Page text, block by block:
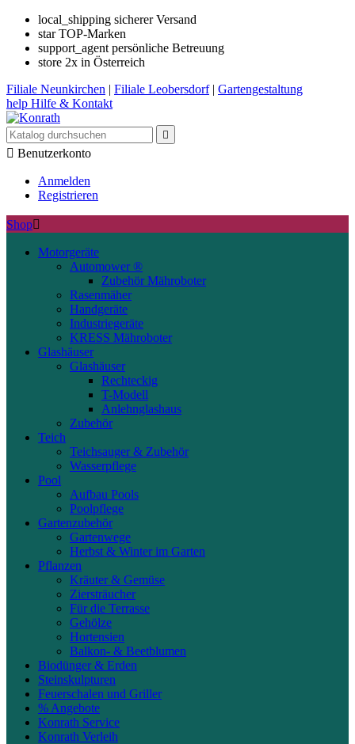
local_shipping sicherer Versand
starTOP-Marken
support_agent persönliche Betreuung
store 2x in Österreich
Filiale Neunkirchen | Filiale Leobersdorf| Gartengestaltung
help Hilfe & Kontakt

 Benutzerkonto
Anmelden
Registrieren
Shop
Motorgeräte
Automower ®
Zubehör Mähroboter
Rasenmäher
Handgeräte
Industriegeräte
KRESS Mähroboter
Glashäuser
Glashäuser
Rechteckig
T-Modell
Anlehnglashaus
Zubehör
Teich
Teichsauger & Zubehör
Wasserpflege
Pool
Aufbau Pools
Poolpflege
Gartenzubehör
Gartenwege
Herbst & Winter im Garten
Pflanzen
Kräuter & Gemüse
Ziersträucher
Für die Terrasse
Gehölze
Hortensien
Balkon- & Beetblumen
Biodünger & Erden
Steinskulpturen
Feuerschalen und Griller
% Angebote
Konrath Service
Konrath Verleih